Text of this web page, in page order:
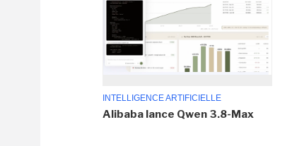
INTELLIGENCE ARTIFICIELLE
Alibaba lance Qwen 3.8-Max